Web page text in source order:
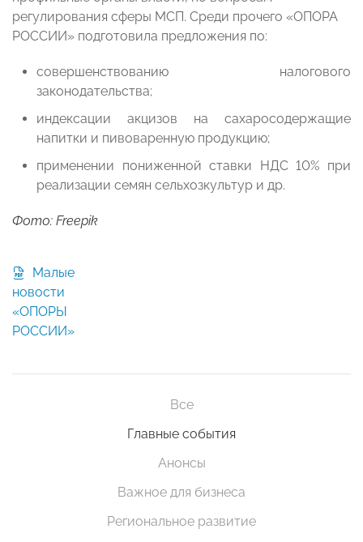
регулирования сферы МСП. Среди прочего «ОПОРА
РОССИИ» подготовила предложения по:
совершенствованию налогового
законодательства;
индексации акцизов на сахаросодержащие
напитки и пивоваренную продукцию;
применении пониженной ставки НДС 10% при
реализации семян сельхозкультур и др.
Фото: Freepik
новости
«ОПОРЫ
РОССИИ»
Все
Главные события
Анонсы
Важное для бизнеса
Региональное развитие